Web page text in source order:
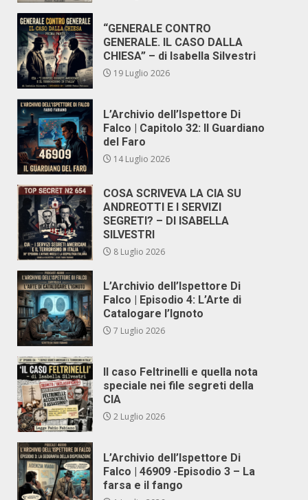
“GENERALE CONTRO
GENERALE. IL CASO DALLA
CHIESA” – di Isabella Silvestri
19 Luglio 2026
L’Archivio dell’Ispettore Di
Falco | Capitolo 32: Il Guardiano
del Faro
14 Luglio 2026
COSA SCRIVEVA LA CIA SU
ANDREOTTI E I SERVIZI
SEGRETI? – DI ISABELLA
SILVESTRI
8 Luglio 2026
L’Archivio dell’Ispettore Di
Falco | Episodio 4: L’Arte di
Catalogare l’Ignoto
7 Luglio 2026
Il caso Feltrinelli e quella nota
speciale nei file segreti della
CIA
2 Luglio 2026
L’Archivio dell’Ispettore Di
Falco | 46909 -Episodio 3 – La
farsa e il fango